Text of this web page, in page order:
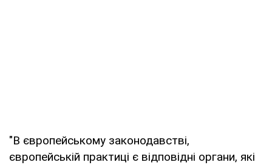
"В європейському законодавстві,
європейській практиці є відповідні органи, які